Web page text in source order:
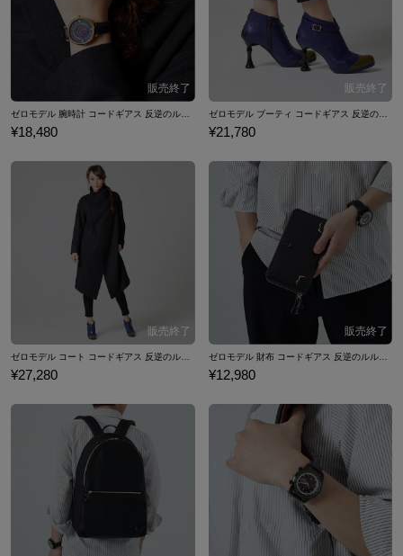
¥18,480
ゼロモデル ブーティ コードギアス 反逆のルルーシュIII 皇道
¥21,780
¥27,280
ゼロモデル 財布 コードギアス 反逆のルルーシュIII 皇道
¥12,980